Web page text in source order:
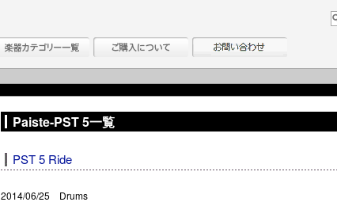
Paiste-PST 5一覧
PST 5 Ride
2014/06/25 Drums